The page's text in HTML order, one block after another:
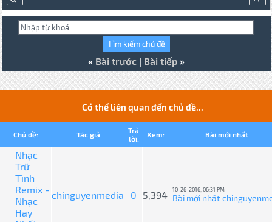
« Bài trước| Bài tiếp»
Có thể liên quan đến chủ đề...
Chủ đề: Tác giả
Trả
lời:
Xem: Bài mới nhất
Nhạc
Trữ
Tình
Remix -
Nhạc
Hay
chinguyenmedia 0 5,394 10-26-2016, 06:31 PM
Bài mới nhất: